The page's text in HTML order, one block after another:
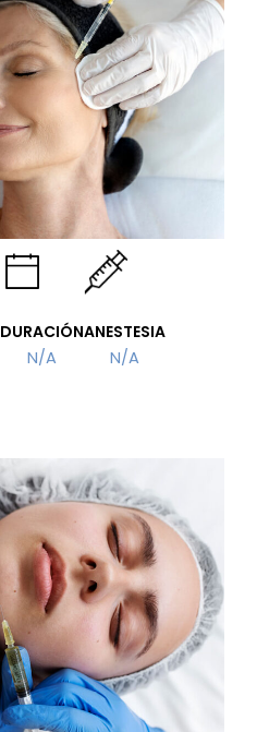
DURACIÓN
N/A
ANESTESIA
N/A